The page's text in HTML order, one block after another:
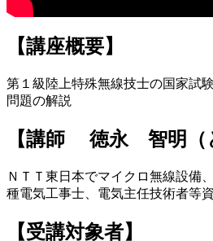
【講座概要】
第１級陸上特殊無線技士の国家試
問題の解説
【講師 徳永 智明（
ＮＴＴ東日本でマイクロ無線設備
種電気工事士、電気主任技術者等
【受講対象者】